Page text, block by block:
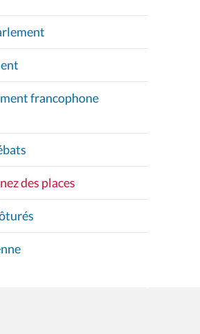
francophone
des places